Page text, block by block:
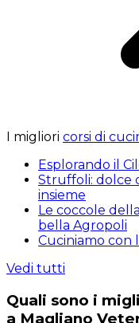
I migliori corsi di
Esplorando il
Struffoli: dolce
insieme
Le coccole
bella Agropoli
Cuciniamo con
Vedi tutti
Quali sono i
a Magliano